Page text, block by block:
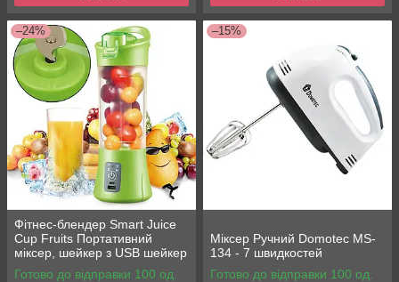
–24%
Фітнес-блендер Smart Juice
Cup Fruits Портативний
міксер, шейкер з USB шейкер
для соку
Готово до відправки 100 од.
–15%
Міксер Ручний Domotec MS-
134 - 7 швидкостей
Готово до відправки 100 од.